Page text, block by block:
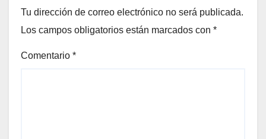
Tu dirección de correo electrónico no será publicada.
Los campos obligatorios están marcados con *
Comentario *